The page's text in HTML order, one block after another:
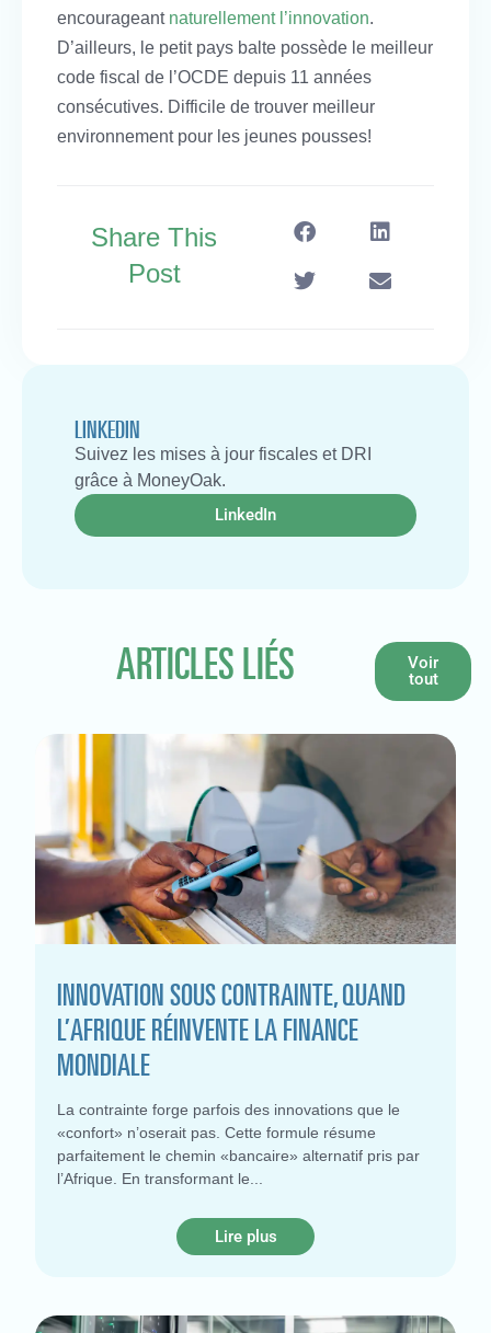
encourageant naturellement l’innovation.
D’ailleurs, le petit pays balte possède le meilleur
code fiscal de l’OCDE depuis 11 années
consécutives. Difficile de trouver meilleur
environnement pour les jeunes pousses!
Share This
Post
LINKEDIN
Suivez les mises à jour fiscales et DRI
grâce à MoneyOak.
LinkedIn
ARTICLES LIÉS
Voir
tout
INNOVATION SOUS CONTRAINTE, QUAND
L’AFRIQUE RÉINVENTE LA FINANCE
MONDIALE
La contrainte forge parfois des innovations que le
«confort» n’oserait pas. Cette formule résume
parfaitement le chemin «bancaire» alternatif pris par
l’Afrique. En transformant le
Lire plus